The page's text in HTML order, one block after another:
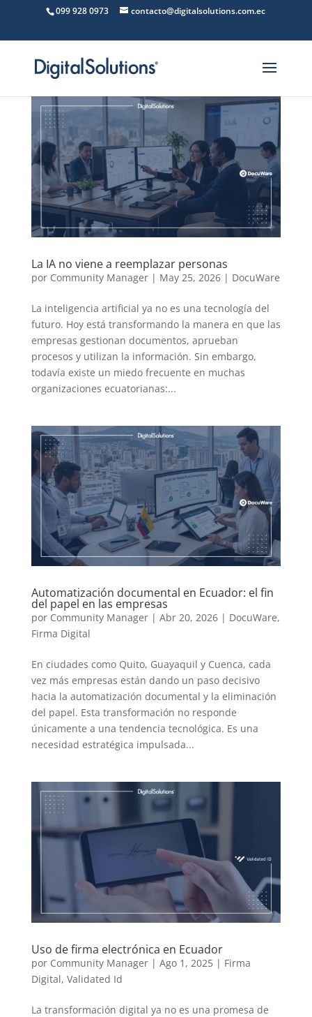
099 928 0973 contacto@digitalsolutions.com.ec
La IA no viene a reemplazar personas
por Community Manager| May 25, 2026| DocuWare
La inteligencia artificial ya no es una tecnología del
futuro. Hoy está transformando la manera en que las
empresas gestionan documentos, aprueban
procesos y utilizan la información. Sin embargo,
todavía existe un miedo frecuente en muchas
organizaciones ecuatorianas:...
Automatización documental en Ecuador: el fin
del papel en las empresas
por Community Manager| Abr 20, 2026| DocuWare,
Firma Digital
En ciudades como Quito, Guayaquil y Cuenca, cada
vez más empresas están dando un paso decisivo
hacia la automatización documental y la eliminación
del papel. Esta transformación no responde
únicamente a una tendencia tecnológica. Es una
necesidad estratégica impulsada...
Uso de firma electrónica en Ecuador
por Community Manager| Ago 1, 2025| Firma
Digital, Validated Id
La transformación digital ya no es una promesa de